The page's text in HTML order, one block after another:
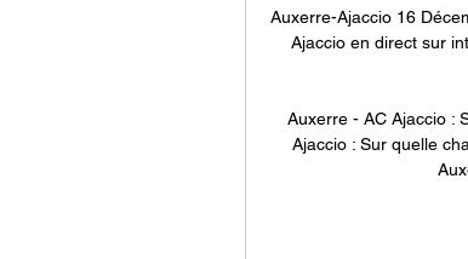
Auxerre-Ajaccio 16
Ajaccio en direct sur
Auxerre - AC Ajaccio :
Ajaccio : Sur quelle